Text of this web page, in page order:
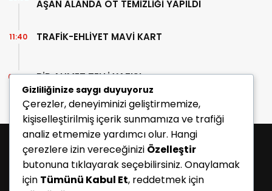
AŞAN ALANDA OT TEMİZLİĞİ YAPILDI
TRAFİK-EHLİYET MAVİ KART
11:40
BİR AHMET TELLİ YAZISI
07:30
Gizliliğinize saygı duyuyoruz
Çerezler, deneyiminizi geliştirmemize,
kişiselleştirilmiş içerik sunmamıza ve trafiği
analiz etmemize yardımcı olur. Hangi
çerezlere izin vereceğinizi Özelleştir
butonuna tıklayarak seçebilirsiniz. Onaylamak
için Tümünü Kabul Et, reddetmek için